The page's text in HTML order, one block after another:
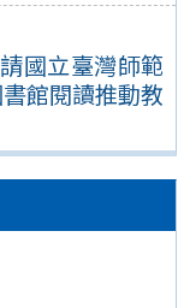
國立臺灣師範
館閱讀推動教